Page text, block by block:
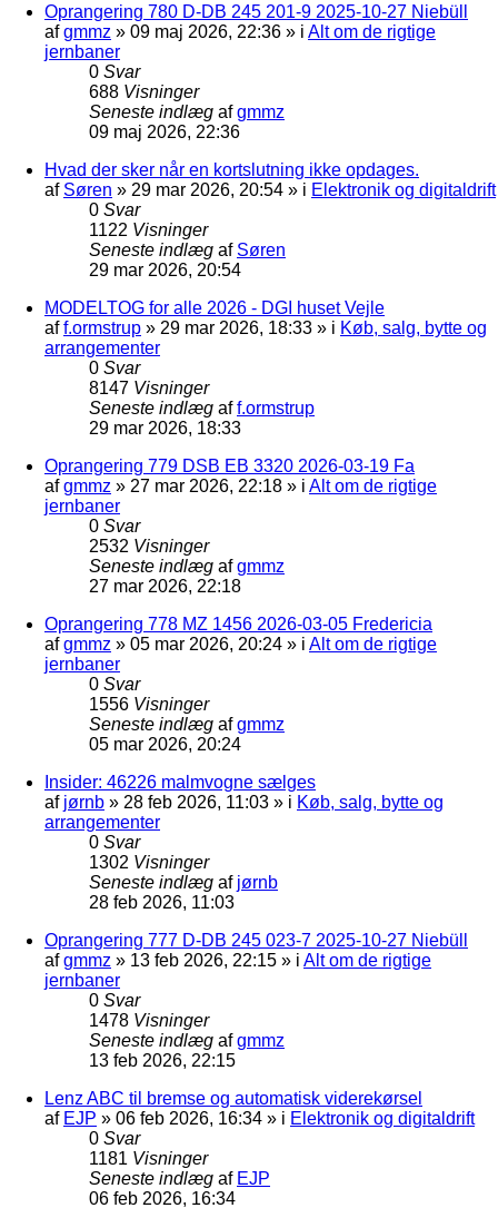
Oprangering 780 D-DB 245 201-9 2025-10-27 Niebüll
afgmmz » 09 maj 2026, 22:36 » i Alt om de rigtige
jernbaner
0 Svar
688 Visninger
Seneste indlæg afgmmz
09 maj 2026, 22:36
Hvad der sker når en kortslutning ikke opdages.
af Søren » 29 mar 2026, 20:54 » i Elektronik og digitaldrift
0 Svar
1122 Visninger
Seneste indlæg af Søren
29 mar 2026, 20:54
MODELTOG for alle 2026 - DGI huset Vejle
aff.ormstrup » 29 mar 2026, 18:33 » i Køb, salg, bytte og
arrangementer
0 Svar
8147 Visninger
Seneste indlæg aff.ormstrup
29 mar 2026, 18:33
Oprangering 779 DSB EB 3320 2026-03-19 Fa
afgmmz » 27 mar 2026, 22:18 » i Alt om de rigtige
jernbaner
0 Svar
2532 Visninger
Seneste indlæg afgmmz
27 mar 2026, 22:18
Oprangering 778 MZ 1456 2026-03-05 Fredericia
afgmmz » 05 mar 2026, 20:24 » i Alt om de rigtige
jernbaner
0 Svar
1556 Visninger
Seneste indlæg afgmmz
05 mar 2026, 20:24
Insider: 46226 malmvogne sælges
af jørnb » 28 feb 2026, 11:03 » i Køb, salg, bytte og
arrangementer
0 Svar
1302 Visninger
Seneste indlæg af jørnb
28 feb 2026, 11:03
Oprangering 777 D-DB 245 023-7 2025-10-27 Niebüll
afgmmz » 13 feb 2026, 22:15 » i Alt om de rigtige
jernbaner
0 Svar
1478 Visninger
Seneste indlæg afgmmz
13 feb 2026, 22:15
Lenz ABC til bremse og automatisk viderekørsel
af EJP » 06 feb 2026, 16:34 » i Elektronik og digitaldrift
0 Svar
1181 Visninger
Seneste indlæg af EJP
06 feb 2026, 16:34